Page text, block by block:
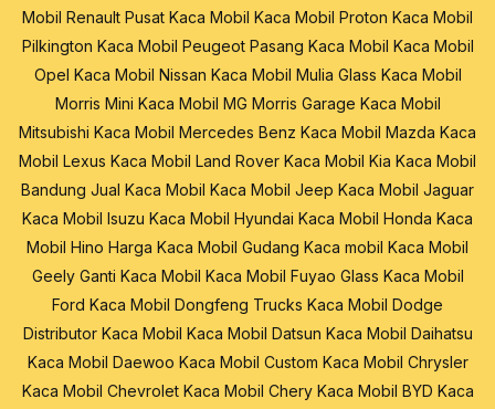
Mobil Renault Pusat Kaca Mobil Kaca Mobil Proton Kaca Mobil
Pilkington Kaca Mobil Peugeot Pasang Kaca Mobil Kaca Mobil
Opel Kaca Mobil Nissan Kaca Mobil Mulia Glass Kaca Mobil
Morris Mini Kaca Mobil MG Morris Garage Kaca Mobil
Mitsubishi Kaca Mobil Mercedes Benz Kaca Mobil Mazda Kaca
Mobil Lexus Kaca Mobil Land Rover Kaca Mobil Kia Kaca Mobil
Bandung Jual Kaca Mobil Kaca Mobil Jeep Kaca Mobil Jaguar
Kaca Mobil Isuzu Kaca Mobil Hyundai Kaca Mobil Honda Kaca
Mobil Hino Harga Kaca Mobil Gudang Kaca mobil Kaca Mobil
Geely Ganti Kaca Mobil Kaca Mobil Fuyao Glass Kaca Mobil
Ford Kaca Mobil Dongfeng Trucks Kaca Mobil Dodge
Distributor Kaca Mobil Kaca Mobil Datsun Kaca Mobil Daihatsu
Kaca Mobil Daewoo Kaca Mobil Custom Kaca Mobil Chrysler
Kaca Mobil Chevrolet Kaca Mobil Chery Kaca Mobil BYD Kaca